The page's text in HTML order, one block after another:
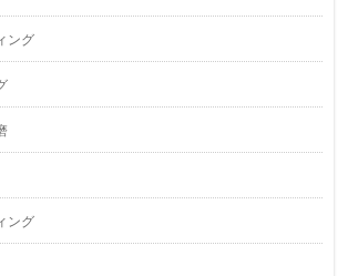
ング
ング